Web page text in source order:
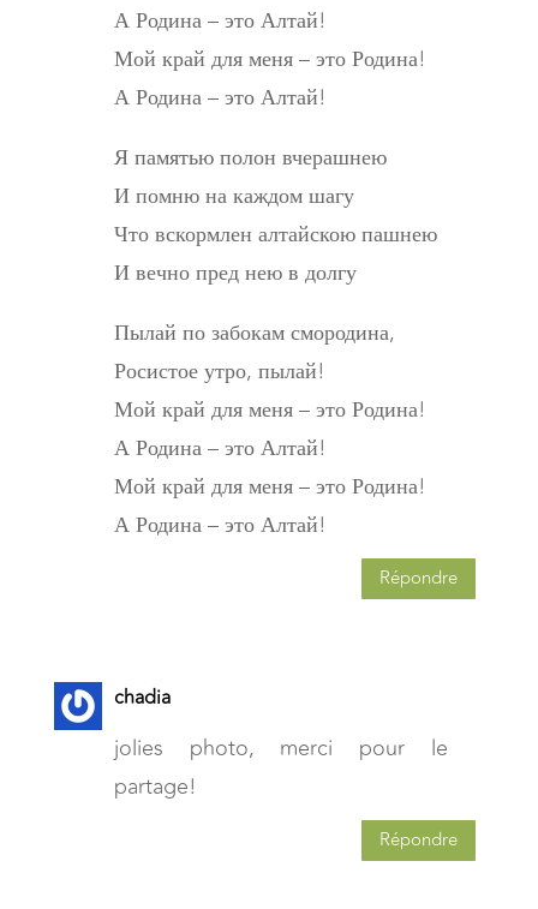
А Родина – это Алтай!
Мой край для меня – это Родина!
А Родина – это Алтай!
Я памятью полон вчерашнею
И помню на каждом шагу
Что вскормлен алтайскою пашнею
И вечно пред нею в долгу
Пылай по забокам смородина,
Росистое утро, пылай!
Мой край для меня – это Родина!
А Родина – это Алтай!
Мой край для меня – это Родина!
А Родина – это Алтай!
Répondre
chadia
jolies photo, merci pour le
partage!
Répondre